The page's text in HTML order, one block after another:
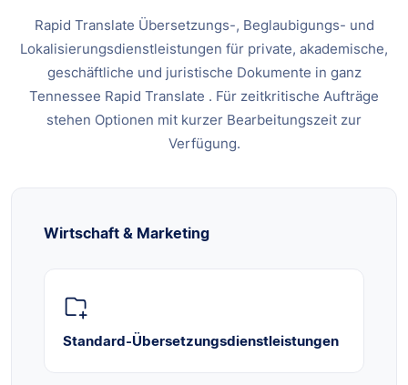
Rapid Translate Übersetzungs-, Beglaubigungs- und
Lokalisierungsdienstleistungen für private, akademische,
geschäftliche und juristische Dokumente in ganz
Tennessee Rapid Translate . Für zeitkritische Aufträge
stehen Optionen mit kurzer Bearbeitungszeit zur
Verfügung.
Wirtschaft & Marketing
Standard-Übersetzungsdienstleistungen